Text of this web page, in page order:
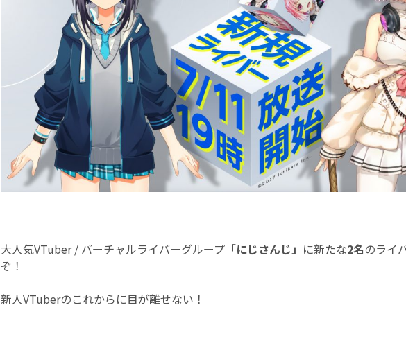
大人気VTuber / バーチャルライバーグループ 「にじさんじ」 に新たな2名のライ
ぞ！
新人VTuberのこれからに目が離せない！